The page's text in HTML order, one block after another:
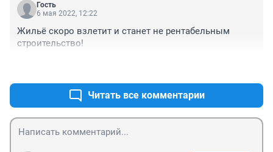
Гость
6 мая 2022, 12:22
Жильё скоро взлетит и станет не рентабельным
строительство!
Читать все комментарии